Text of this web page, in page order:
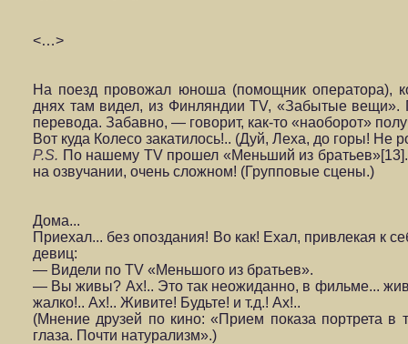
<…>
На поезд провожал юноша (помощник оператора),
днях там видел, из Финляндии TV, «Забытые вещи».
перевода. Забавно, — го­ворит, как-то «наоборот»
Вот куда Колесо закатилось!.. (Дуй, Леха, до горы! Не
P.S. По нашему TV прошел «Меньший из
на озвучании, очень сложном! (Групповые сцены.)
Дома...
Приехал... без опоздания! Во как! Ехал, привлекая к
девиц:
— Видели по TV «Меньшого из братьев».
— Вы живы? Ах!.. Это так неожи­данно, в фильме...
жалко!.. Ах!.. Жи­вите! Будьте! и т.д.! Ах!..
(Мнение друзей по кино: «Прием показа портрета
глаза. Почти натурализм».)